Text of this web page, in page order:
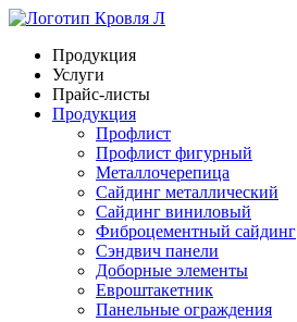
Продукция
Услуги
Прайс-листы
Продукция
Профлист
Профлист фигурный
Металлочерепица
Сайдинг металлический
Сайдинг виниловый
Фиброцементный сайдинг
Сэндвич панели
Доборные элементы
Евроштакетник
Панельные ограждения